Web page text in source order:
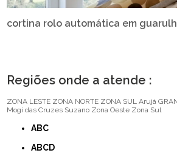
cortina rolo automática em
Regiões onde a atende :
ZONA LESTE ZONA NORTE ZONA SUL Arujá
Mogi das Cruzes Suzano Zona Oeste Zona Sul
ABC
ABCD